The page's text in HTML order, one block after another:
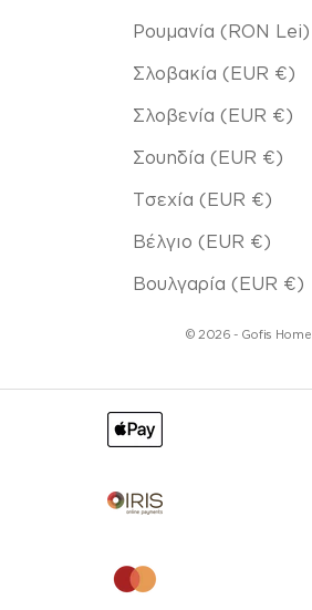
Ρουμανία (RON Lei)
Σλοβακία (EUR €)
Σλοβενία (EUR €)
Σουηδία (EUR €)
Τσεχία (EUR €)
Βέλγιο (EUR €)
Βουλγαρία (EUR €)
© 2026 - Gofis Home